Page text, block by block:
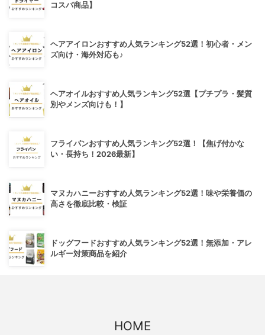
コスパ商品】
ヘアアイロンおすすめ人気ランキング52選！初心者・メン
ズ向け・海外対応も♪
ヘアオイルおすすめ人気ランキング52選【プチプラ・髪質
別やメンズ向けも！】
フライパンおすすめ人気ランキング52選！【焦げ付かな
い・長持ち！2026最新】
マヌカハニーおすすめ人気ランキング52選！味や栄養価の
高さを徹底比較・検証
ドッグフードおすすめ人気ランキング52選！無添加・アレ
ルギー対策商品を紹介
HOME